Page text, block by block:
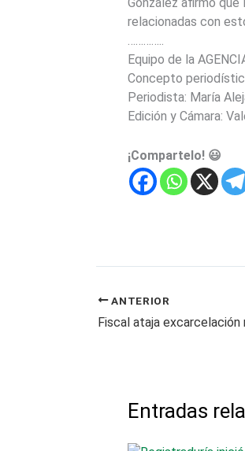
relacionadas con
…………..
Equipo de la
Concepto
Periodista: María
Edición y Cámara:
¡Compartelo! 😃
ANTERIOR
Entradas